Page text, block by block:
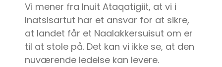
Vi mener fra Inuit Ataqatigiit, at vi i
Inatsisartut har et ansvar for at sikre,
at landet får et Naalakkersuisut om er
til at stole på. Det kan vi ikke se, at den
nuværende ledelse kan levere.